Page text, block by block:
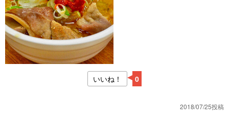
いいね！ 0
2018/07/25投稿